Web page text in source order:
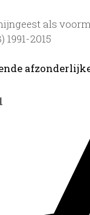
als
1991-2015